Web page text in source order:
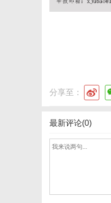
分享至：
最新评论(0)